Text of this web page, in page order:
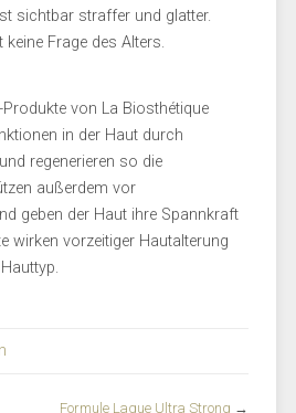
sichtbar straffer und glatter.
Frage des Alters.
Produkte von La Biosthétique
in der Haut durch
regenerieren so die
außerdem vor
geben der Haut ihre Spannkraft
wirken vorzeitiger Hautalterung
Formule Laque Ultra Strong →